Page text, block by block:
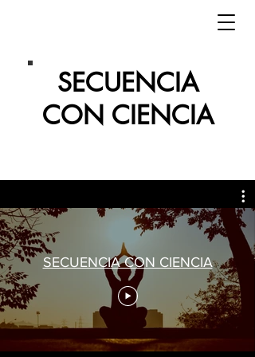
SECUENCIA
CON CIENCIA
SECUENCIA CON CIENCIA